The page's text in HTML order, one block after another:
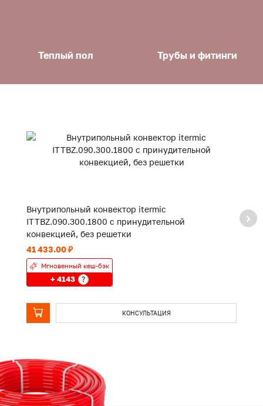
Теплый пол Трубы и фитинги
Внутрипольный конвектор itermic
ITTBZ.090.300.1800 с принудительной
конвекцией, без решетки
41 433.00 ₽
Мгновенный кеш-бэк
+ 4143 ?
КОНСУЛЬТАЦИЯ